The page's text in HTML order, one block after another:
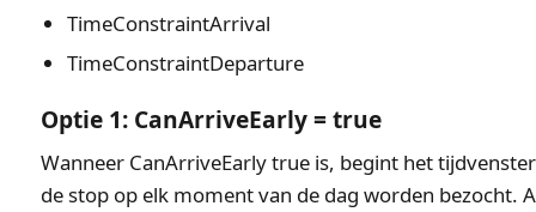
TimeConstraintArrival
TimeConstraintDeparture
Optie 1: CanArriveEarly = true
Wanneer CanArriveEarly true is, begint het
de stop op elk moment van de dag worden bezocht.